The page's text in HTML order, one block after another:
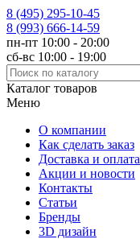
8 (495) 295-10-45
8 (993) 666-14-59
пн-пт 10:00 - 20:00
сб-вс 10:00 - 19:00
Каталог товаров
Меню
О компании
Как сделать заказ
Доставка и оплата
Акции и новости
Контакты
Статьи
Бренды
3D дизайн